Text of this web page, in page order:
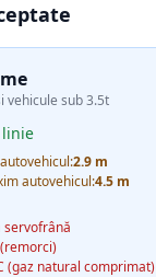
vehicule sub 3.5t
2.9 m
autovehicul:4.5 m
servofrână
(gaz natural comprimat)